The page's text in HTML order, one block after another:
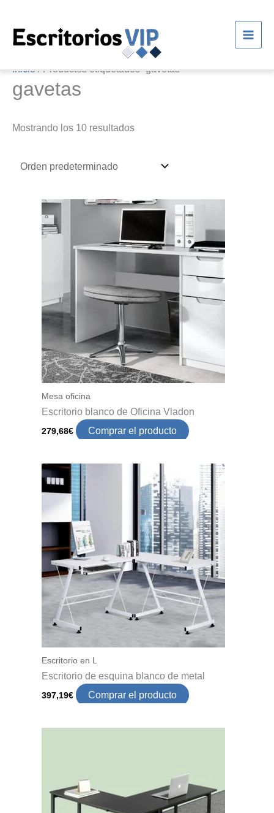
contenido
Inicio / Productos etiquetados “gavetas”
gavetas
Mostrando los 10 resultados
Mesa oficina
Escritorio blanco de Oficina Vladon
279,68€ Comprar el producto
Escritorio en L
Escritorio de esquina blanco de metal
397,19€ Comprar el producto